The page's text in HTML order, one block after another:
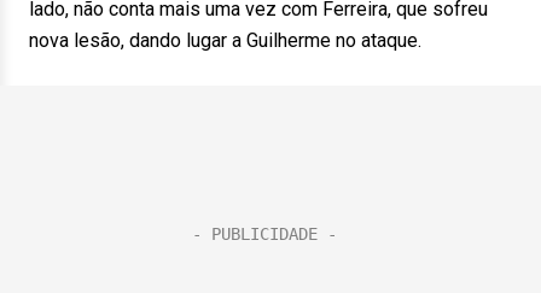
lado, não conta mais uma vez com Ferreira, que sofreu
nova lesão, dando lugar a Guilherme no ataque.